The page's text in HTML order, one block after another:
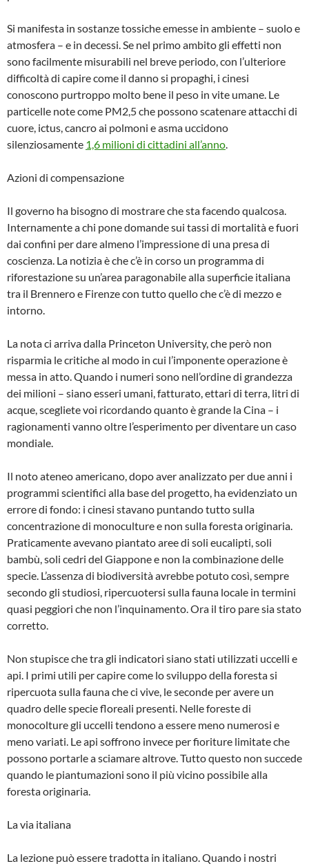
Si manifesta in sostanze tossiche emesse in ambiente – suolo e
atmosfera – e in decessi. Se nel primo ambito gli effetti non
sono facilmente misurabili nel breve periodo, con l’ulteriore
difficoltà di capire come il danno si propaghi, i cinesi
conoscono purtroppo molto bene il peso in vite umane. Le
particelle note come PM2,5 che possono scatenare attacchi di
cuore, ictus, cancro ai polmoni e asma uccidono
silenziosamente 1,6 milioni di cittadini all’anno
Azioni di compensazione
Il governo ha bisogno di mostrare che sta facendo qualcosa.
Internamente a chi pone domande sui tassi di mortalità e fuori
dai confini per dare almeno l’impressione di una presa di
coscienza. La notizia è che c’è in corso un programma di
riforestazione su un’area paragonabile alla superficie italiana
tra il Brennero e Firenze con tutto quello che c’è di mezzo e
intorno.
La nota ci arriva dalla Princeton University, che però non
risparmia le critiche al modo in cui l’imponente operazione è
messa in atto. Quando i numeri sono nell’ordine di grandezza
dei milioni – siano esseri umani, fatturato, ettari di terra, litri di
acque, scegliete voi ricordando quanto è grande la Cina – i
ragionamenti vanno oltre l’esperimento per diventare un caso
mondiale.
Il noto ateneo americano, dopo aver analizzato per due anni i
programmi scientifici alla base del progetto, ha evidenziato un
errore di fondo: i cinesi stavano puntando tutto sulla
concentrazione di monoculture e non sulla foresta originaria.
Praticamente avevano piantato aree di soli eucalipti, soli
bambù, soli cedri del Giappone e non la combinazione delle
specie. L’assenza di biodiversità avrebbe potuto così, sempre
secondo gli studiosi, ripercuotersi sulla fauna locale in termini
quasi peggiori che non l’inquinamento. Ora il tiro pare sia stato
corretto.
Non stupisce che tra gli indicatori siano stati utilizzati uccelli e
api. I primi utili per capire come lo sviluppo della foresta si
ripercuota sulla fauna che ci vive, le seconde per avere un
quadro delle specie floreali presenti. Nelle foreste di
monocolture gli uccelli tendono a essere meno numerosi e
meno variati. Le api soffrono invece per fioriture limitate che
possono portarle a sciamare altrove. Tutto questo non succede
quando le piantumazioni sono il più vicino possibile alla
foresta originaria.
La via italiana
La lezione può essere tradotta in italiano. Quando i nostri